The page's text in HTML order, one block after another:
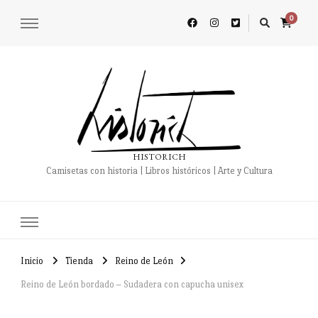
0
HISTORICH
Camisetas con historia | Libros históricos | Arte y Cultura
Inicio Tienda Reino de León
Reino de León bordado – Sudadera con capucha unisex